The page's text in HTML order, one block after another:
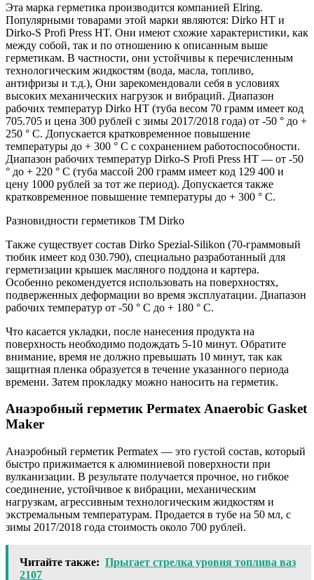
Эта марка герметика производится компанией Elring.
Популярными товарами этой марки являются: Dirko HT и
Dirko-S Profi Press HT. Они имеют схожие характеристики, как
между собой, так и по отношению к описанным выше
герметикам. В частности, они устойчивы к перечисленным
технологическим жидкостям (вода, масла, топливо,
антифризы и т.д.), Они зарекомендовали себя в условиях
высоких механических нагрузок и вибраций. Диапазон
рабочих температур Dirko HT (туба весом 70 грамм имеет код
705.705 и цена 300 рублей с зимы 2017/2018 года) от -50 ° до +
250 ° С. Допускается кратковременное повышение
температуры до + 300 ° С с сохранением работоспособности.
Диапазон рабочих температур Dirko-S Profi Press HT — от -50
° до + 220 ° С (туба массой 200 грамм имеет код 129 400 и
цену 1000 рублей за тот же период). Допускается также
кратковременное повышение температуры до + 300 ° С.
Разновидности герметиков ТМ Dirko
Также существует состав Dirko Spezial-Silikon (70-граммовый
тюбик имеет код 030.790), специально разработанный для
герметизации крышек масляного поддона и картера.
Особенно рекомендуется использовать на поверхностях,
подверженных деформации во время эксплуатации. Диапазон
рабочих температур от -50 ° C до + 180 ° C.
Что касается укладки, после нанесения продукта на
поверхность необходимо подождать 5-10 минут. Обратите
внимание, время не должно превышать 10 минут, так как
защитная пленка образуется в течение указанного периода
времени. Затем прокладку можно наносить на герметик.
Анаэробный герметик Permatex Anaerobic Gasket
Maker
Анаэробный герметик Permatex — это густой состав, который
быстро прижимается к алюминиевой поверхности при
вулканизации. В результате получается прочное, но гибкое
соединение, устойчивое к вибрации, механическим
нагрузкам, агрессивным технологическим жидкостям и
экстремальным температурам. Продается в тубе на 50 мл, с
зимы 2017/2018 года стоимость около 700 рублей.
Читайте также: Прыгает стрелка уровня топлива ваз
2107